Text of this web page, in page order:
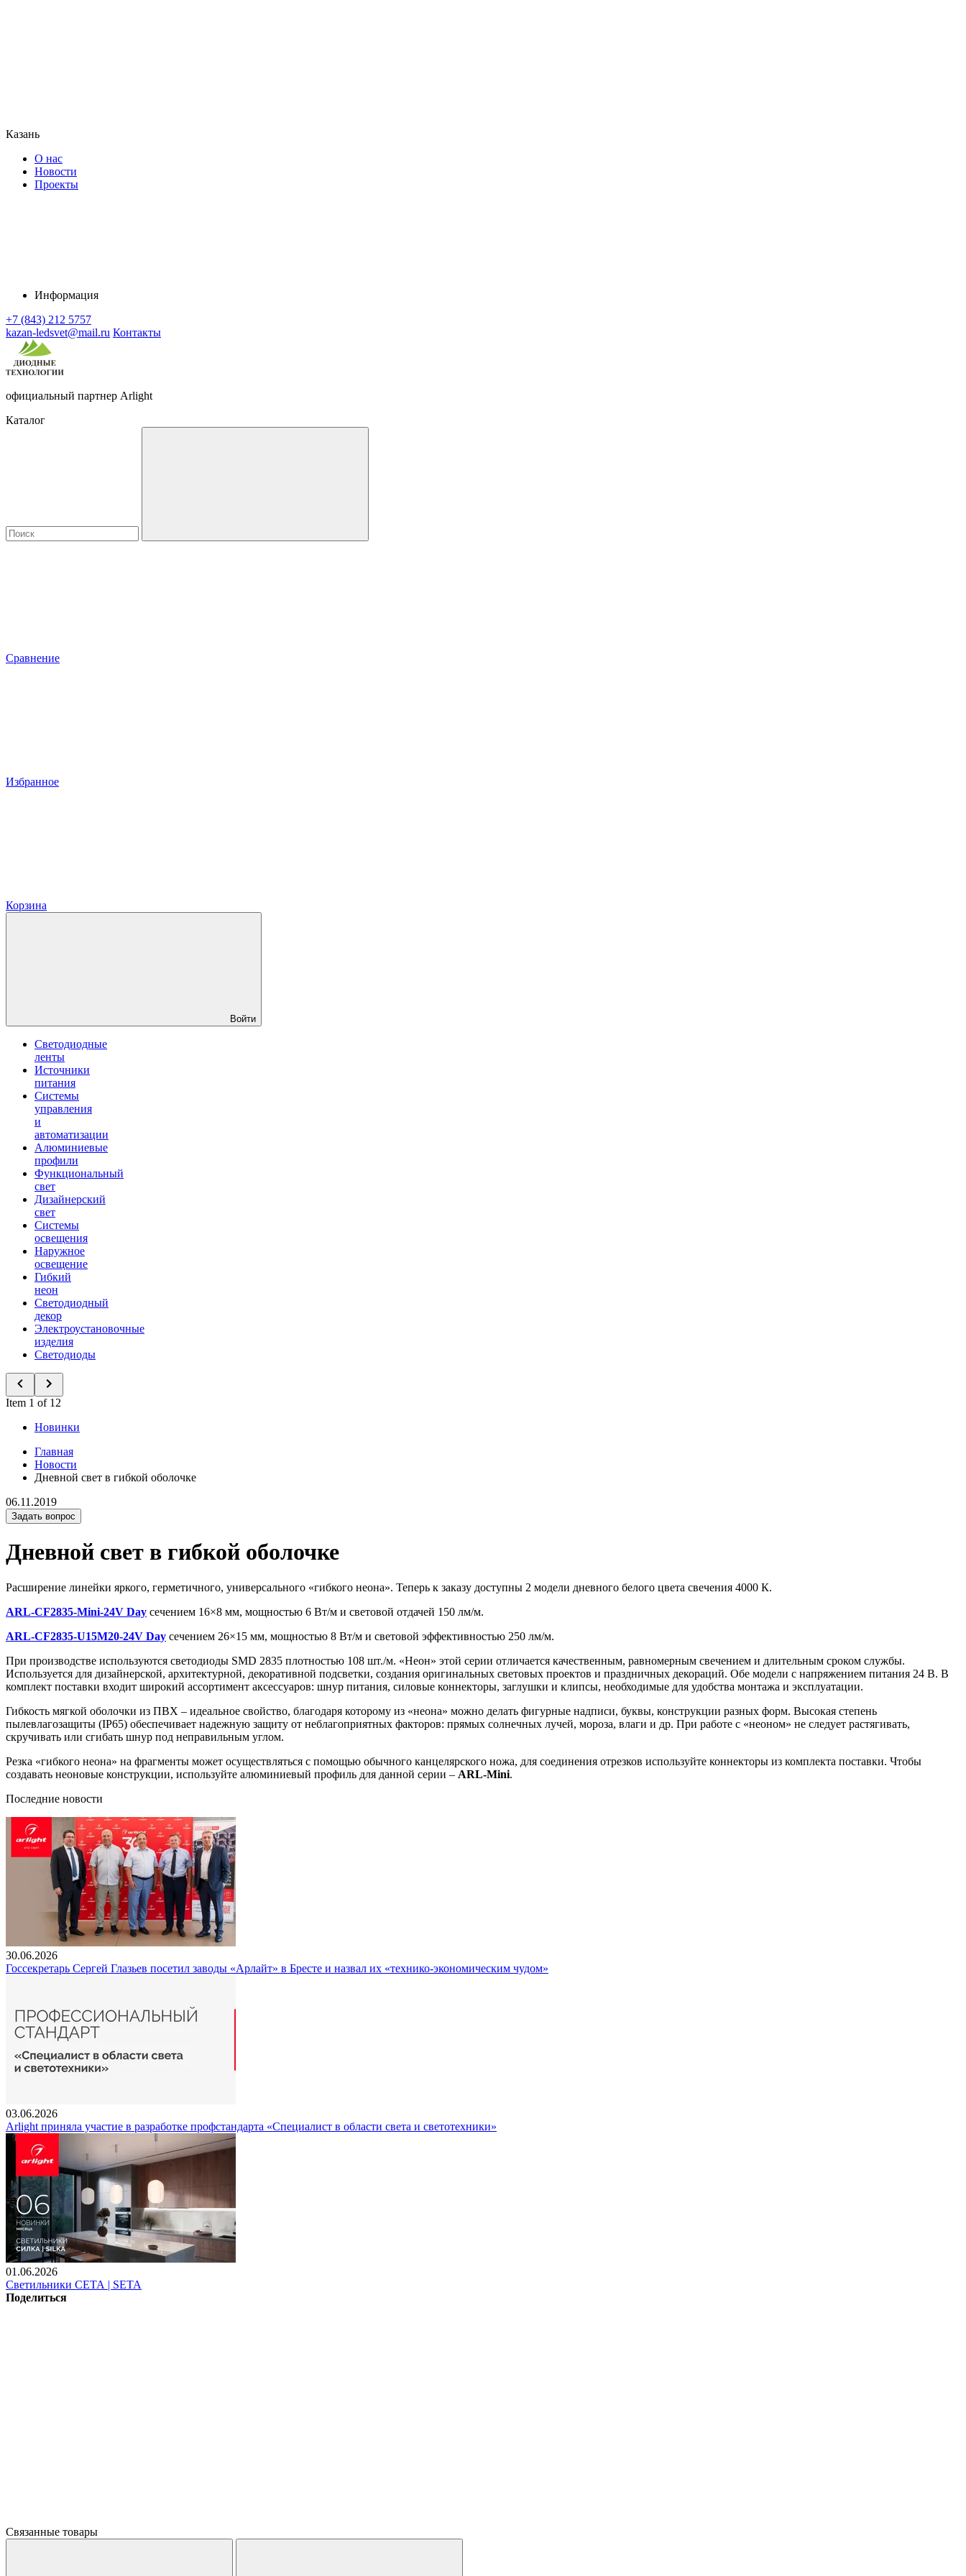
Казань
О нас
Новости
Проекты
Информация
+7 (843) 212 5757
kazan-ledsvet@mail.ru Контакты
официальный партнер Arlight
Каталог
Сравнение
Избранное
Корзина
Войти
Светодиодные
ленты
Источники
питания
Системы
управления
и
автоматизации
Алюминиевые
профили
Функциональный
свет
Дизайнерский
свет
Системы
освещения
Наружное
освещение
Гибкий
неон
Светодиодный
декор
Электроустановочные
изделия
Светодиоды
Item 1 of 12
Новинки
Главная
Новости
Дневной свет в гибкой оболочке
06.11.2019
Задать вопрос
Дневной свет в гибкой оболочке
Расширение линейки яркого, герметичного, универсального «гибкого неона». Теперь к заказу доступны 2 модели дневного белого цвета свечения 4000 К.
ARL-CF2835-Mini-24V Day сечением 16×8 мм, мощностью 6 Вт/м и световой отдачей 150 лм/м.
ARL-CF2835-U15M20-24V Day сечением 26×15 мм, мощностью 8 Вт/м и световой эффективностью 250 лм/м.
При производстве используются светодиоды SMD 2835 плотностью 108 шт./м. «Неон» этой серии отличается качественным, равномерным свечением и длительным сроком службы.
Используется для дизайнерской, архитектурной, декоративной подсветки, создания оригинальных световых проектов и праздничных декораций. Обе модели с напряжением питания 24 В. В
комплект поставки входит широкий ассортимент аксессуаров: шнур питания, силовые коннекторы, заглушки и клипсы, необходимые для удобства монтажа и эксплуатации.
Гибкость мягкой оболочки из ПВХ – идеальное свойство, благодаря которому из «неона» можно делать фигурные надписи, буквы, конструкции разных форм. Высокая степень
пылевлагозащиты (IP65) обеспечивает надежную защиту от неблагоприятных факторов: прямых солнечных лучей, мороза, влаги и др. При работе с «неоном» не следует растягивать,
скручивать или сгибать шнур под неправильным углом.
Резка «гибкого неона» на фрагменты может осуществляться с помощью обычного канцелярского ножа, для соединения отрезков используйте коннекторы из комплекта поставки. Чтобы
создавать неоновые конструкции, используйте алюминиевый профиль для данной серии – ARL-Mini.
Последние новости
30.06.2026
Госсекретарь Сергей Глазьев посетил заводы «Арлайт» в Бресте и назвал их «технико-экономическим чудом»
03.06.2026
Arlight приняла участие в разработке профстандарта «Специалист в области света и светотехники»
01.06.2026
Светильники СЕТА | SETA
Поделиться
Связанные товары